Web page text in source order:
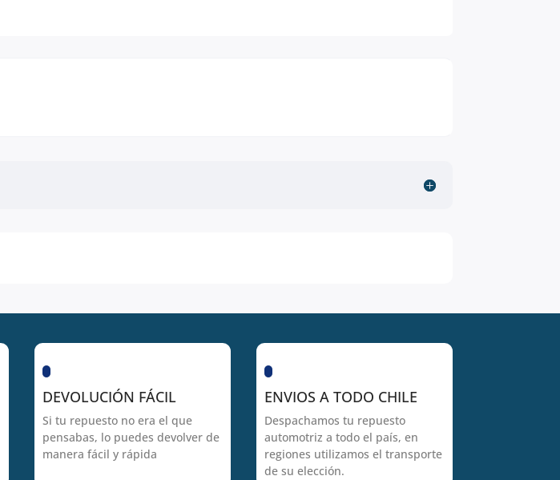
DEVOLUCIÓN FÁCIL
Si tu repuesto no era el que
pensabas, lo puedes devolver de
manera fácil y rápida
ENVIOS A TODO CHILE
Despachamos tu repuesto
automotriz a todo el país, en
regiones utilizamos el transporte
de su elección.